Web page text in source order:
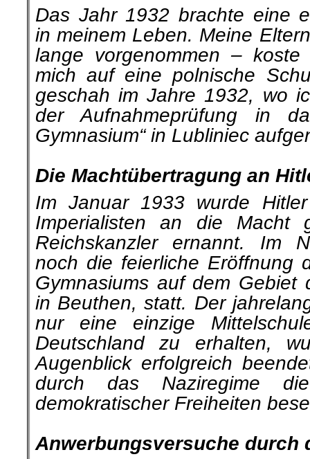
Das Jahr 1932 brachte eine
in meinem Leben. Meine
lange vorgenommen –
mich auf eine polnische
geschah im Jahre 1932, wo
der Aufnahmeprüfung in
Gymnasium“ in Lubliniec
Die Machtübertragung an
Im Januar 1933 wurde
Imperialisten an die Macht
Reichskanzler ernannt. Im
noch die feierliche Eröffnung
Gymnasiums auf dem Gebiet
in Beuthen, statt. Der
nur eine einzige
Deutschland zu erhalten,
Augenblick erfolgreich
durch das Naziregime
demokratischer Freiheiten
Anwerbungsversuche durch